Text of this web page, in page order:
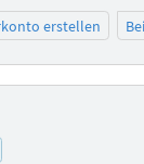
erstellen